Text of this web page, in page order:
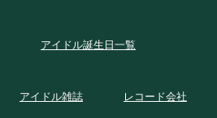
アイドル誕生日一覧
アイドル雑誌 レコード会社